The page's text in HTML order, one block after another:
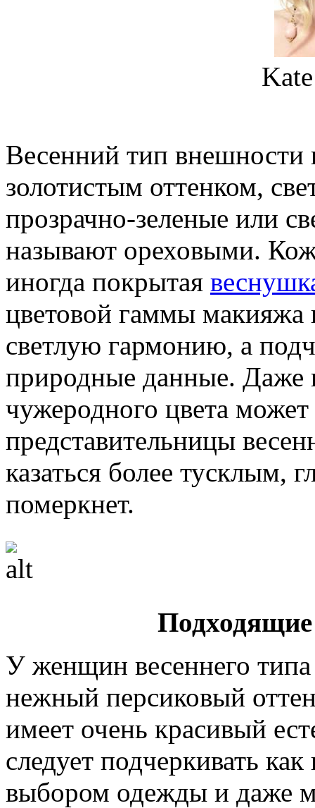
Весенний тип внешности
золотистым оттенком,
прозрачно-зеленые или
называют ореховыми.
иногда покрытая
цветовой гаммы
светлую гармонию, а
природные данные. Даже
чужеродного цвета
представительницы
казаться более тусклым,
померкнет.
Подходящие
У женщин весеннего
нежный персиковый
имеет очень красивый
следует подчеркивать
выбором одежды и даже